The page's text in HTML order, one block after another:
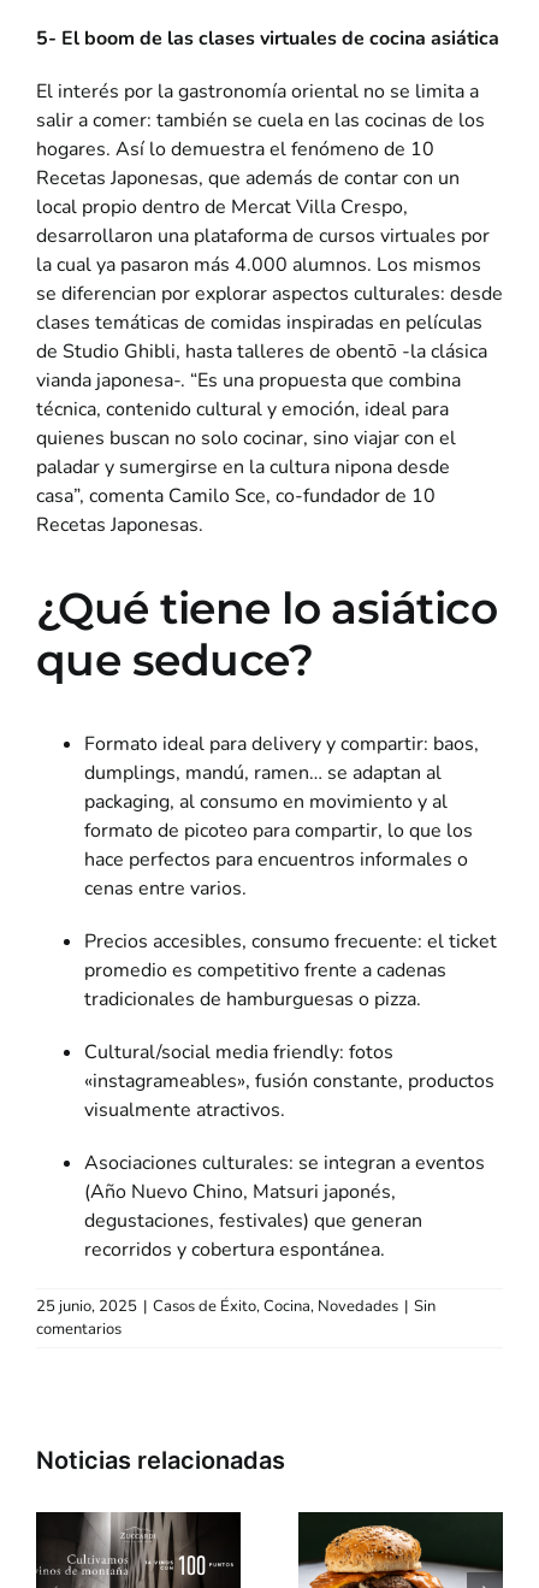
5- El boom de las clases virtuales de cocina asiática
El interés por la gastronomía oriental no se limita a
salir a comer: también se cuela en las cocinas de los
hogares. Así lo demuestra el fenómeno de 10
Recetas Japonesas, que además de contar con un
local propio dentro de Mercat Villa Crespo,
desarrollaron una plataforma de cursos virtuales por
la cual ya pasaron más 4.000 alumnos. Los mismos
se diferencian por explorar aspectos culturales: desde
clases temáticas de comidas inspiradas en películas
de Studio Ghibli, hasta talleres de obentō -la clásica
vianda japonesa-. “Es una propuesta que combina
técnica, contenido cultural y emoción, ideal para
quienes buscan no solo cocinar, sino viajar con el
paladar y sumergirse en la cultura nipona desde
casa”, comenta Camilo Sce, co-fundador de 10
Recetas Japonesas.
¿Qué tiene lo asiático
que seduce?
Formato ideal para delivery y compartir: baos,
dumplings, mandú, ramen… se adaptan al
packaging, al consumo en movimiento y al
formato de picoteo para compartir, lo que los
hace perfectos para encuentros informales o
cenas entre varios.
Precios accesibles, consumo frecuente: el ticket
promedio es competitivo frente a cadenas
tradicionales de hamburguesas o pizza.
Cultural/social media friendly: fotos
«instagrameables», fusión constante, productos
visualmente atractivos.
Asociaciones culturales: se integran a eventos
(Año Nuevo Chino, Matsuri japonés,
degustaciones, festivales) que generan
recorridos y cobertura espontánea.
25 junio, 2025 | Casos de Éxito,Cocina, Novedades | Sin
comentarios
«Dia de la